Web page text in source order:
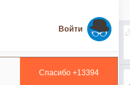
Войти
Спасибо +13394